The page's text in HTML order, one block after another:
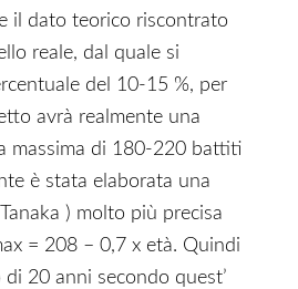
il dato teorico riscontrato
reale, dal quale si
del 10-15 %, per
avrà realmente una
massima di 180-220 battiti
è stata elaborata una
) molto più precisa
= 208 – 0,7 x età. Quindi
di 20 anni secondo quest’